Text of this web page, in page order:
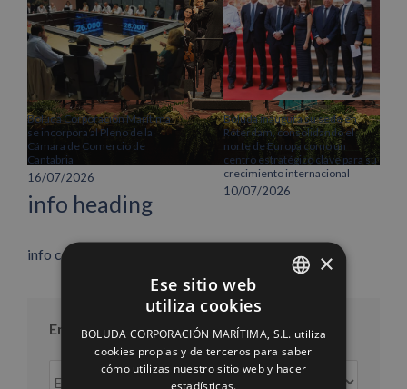
info heading
info content
Boluda Corporación Marítima
se incorpora al Pleno de la
Cámara de Comercio de
Cantabria
16/07/2026
Boluda inaugura su sede en
Róterdam, consolidando el
norte de Europa como un
centro estratégico clave para su
crecimiento internacional
10/07/2026
Entradas por mes
Entradas
ENGLISH
FRENCH
×
Ese sitio web
utiliza cookies
BOLUDA CORPORACIÓN MARÍTIMA, S.L. utiliza
cookies propias y de terceros para saber
cómo utilizas nuestro sitio web y hacer
estadísticas.